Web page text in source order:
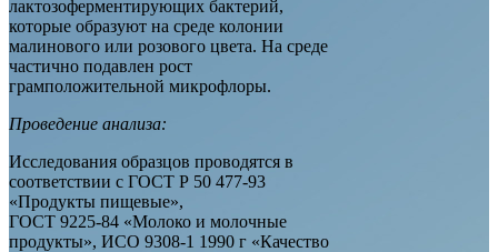
лактозоферментирующих бактерий,
которые образуют на среде колонии
малинового или розового цвета. На среде
частично подавлен рост
грамположительной микрофлоры.
Проведение анализа:
Исследования образцов проводятся в
соответствии с ГОСТ Р 50 477-93
«Продукты пищевые»,
ГОСТ 9225-84 «Молоко и молочные
продукты», ИСО 9308-1 1990 г «Качество